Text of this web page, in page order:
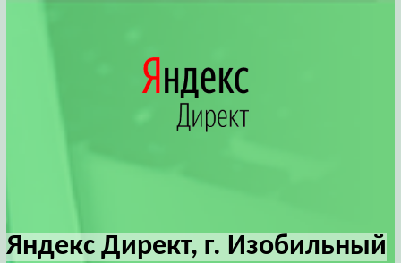
Яндекс Директ, г. Изобильный